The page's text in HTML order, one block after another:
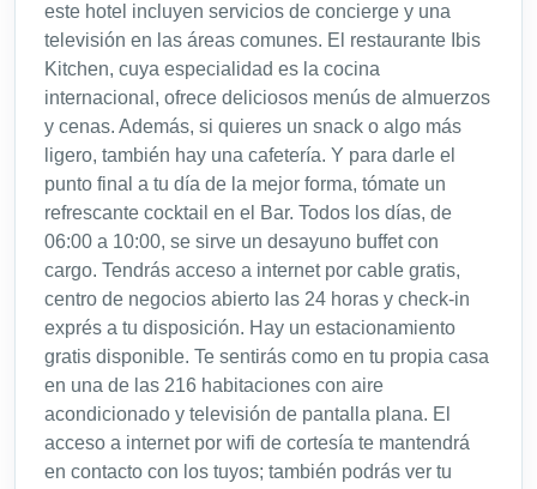
este hotel incluyen servicios de concierge y una
televisión en las áreas comunes. El restaurante Ibis
Kitchen, cuya especialidad es la cocina
internacional, ofrece deliciosos menús de almuerzos
y cenas. Además, si quieres un snack o algo más
ligero, también hay una cafetería. Y para darle el
punto final a tu día de la mejor forma, tómate un
refrescante cocktail en el Bar. Todos los días, de
06:00 a 10:00, se sirve un desayuno buffet con
cargo. Tendrás acceso a internet por cable gratis,
centro de negocios abierto las 24 horas y check-in
exprés a tu disposición. Hay un estacionamiento
gratis disponible. Te sentirás como en tu propia casa
en una de las 216 habitaciones con aire
acondicionado y televisión de pantalla plana. El
acceso a internet por wifi de cortesía te mantendrá
en contacto con los tuyos; también podrás ver tu